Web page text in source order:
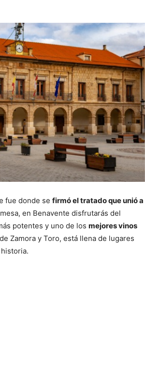
fue donde se firmó el tratado que unió a
en Benavente disfrutarás del
potentes y uno de los mejores vinos
Zamora y Toro, está llena de lugares